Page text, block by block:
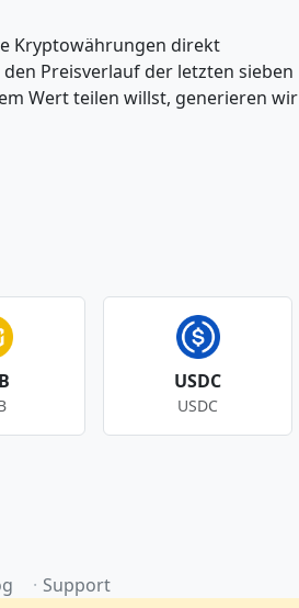
Kryptowährungen direkt
Preisverlauf der letzten sieben
Wert teilen willst, generieren wir
USDC
USDC
Support